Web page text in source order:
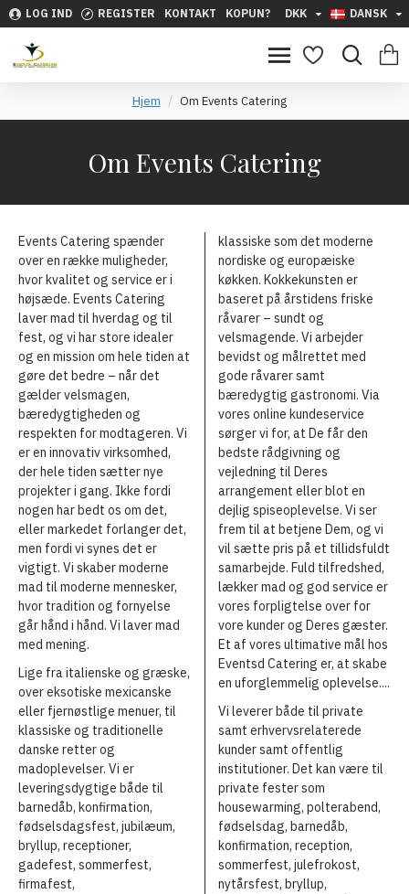
LOG IND REGISTER KONTAKT KOPUN? DKK DANSK
Hjem Om Events Catering
Om Events Catering
Events Catering spænder
over en række muligheder,
hvor kvalitet og service er i
højsæde. Events Catering
laver mad til hverdag og til
fest, og vi har store idealer
og en mission om hele tiden at
gøre det bedre – når det
gælder velsmagen,
bæredygtigheden og
respekten for modtageren. Vi
er en innovativ virksomhed,
der hele tiden sætter nye
projekter i gang. Ikke fordi
nogen har bedt os om det,
eller markedet forlanger det,
men fordi vi synes det er
vigtigt. Vi skaber moderne
mad til moderne mennesker,
hvor tradition og fornyelse
går hånd i hånd. Vi laver mad
med mening.
Lige fra italienske og græske,
over eksotiske mexicanske
eller fjernøstlige menuer, til
klassiske og traditionelle
danske retter og
madoplevelser. Vi er
leveringsdygtige både til
barnedåb, konfirmation,
fødselsdagsfest, jubilæum,
bryllup, receptioner,
gadefest, sommerfest,
firmafest,
klassiske som det moderne
nordiske og europæiske
køkken. Kokkekunsten er
baseret på årstidens friske
råvarer – sundt og
velsmagende. Vi arbejder
bevidst og målrettet med
gode råvarer samt
bæredygtig gastronomi. Via
vores online kundeservice
sørger vi for, at De får den
bedste rådgivning og
vejledning til Deres
arrangement eller blot en
dejlig spiseoplevelse. Vi ser
frem til at betjene Dem, og vi
vil sætte pris på et tillidsfuldt
samarbejde. Fuld tilfredshed,
lækker mad og god service er
vores forpligtelse over for
vore kunder og Deres gæster.
Et af vores ultimative mål hos
Eventsd Catering er, at skabe
en uforglemmelig oplevelse....
Vi leverer både til private
samt erhvervsrelaterede
kunder samt offentlig
institutioner. Det kan være til
private fester som
housewarming, polterabend,
fødselsdag, barnedåb,
konfirmation, reception,
sommerfest, julefrokost,
nytårsfest, bryllup,